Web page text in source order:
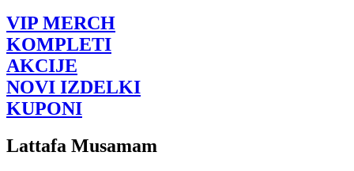
VIP MERCH
KOMPLETI
AKCIJE
NOVI IZDELKI
KUPONI
Lattafa Musamam